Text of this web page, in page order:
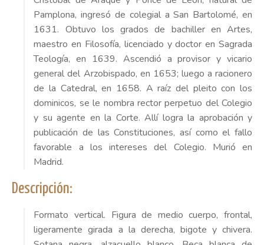
Pamplona, ingresó de colegial a San Bartolomé, en
1631. Obtuvo los grados de bachiller en Artes,
maestro en Filosofía, licenciado y doctor en Sagrada
Teología, en 1639. Ascendió a provisor y vicario
general del Arzobispado, en 1653; luego a racionero
de la Catedral, en 1658. A raíz del pleito con los
dominicos, se le nombra rector perpetuo del Colegio
y su agente en la Corte. Allí logra la aprobación y
publicación de las Constituciones, así como el fallo
favorable a los intereses del Colegio. Murió en
Madrid.
Descripción:
Formato vertical. Figura de medio cuerpo, frontal,
ligeramente girada a la derecha, bigote y chivera.